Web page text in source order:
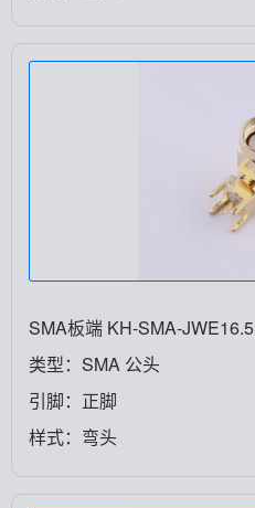
SMA板端 KH-SMA-JWE16.5
类型：SMA 公头
引脚：正脚
样式：弯头